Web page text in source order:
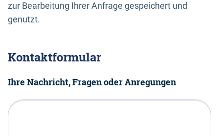
zur Bearbeitung Ihrer Anfrage gespeichert und
genutzt.
Kontaktformular
Ihre Nachricht, Fragen oder Anregungen